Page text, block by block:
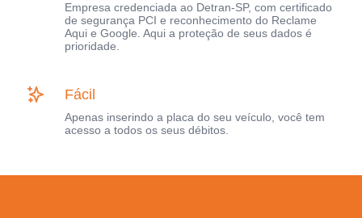
Empresa credenciada ao Detran-SP, com certificado
de segurança PCI e reconhecimento do Reclame
Aqui e Google. Aqui a proteção de seus dados é
prioridade.
Fácil
Apenas inserindo a placa do seu veículo, você tem
acesso a todos os seus débitos.